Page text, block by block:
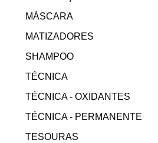
MÁSCARA
MATIZADORES
SHAMPOO
TÉCNICA
TÉCNICA - OXIDANTES
TÉCNICA - PERMANENTE
TESOURAS